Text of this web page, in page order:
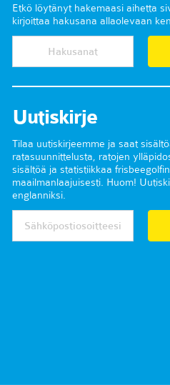
Etkö löytänyt hakemaasi aihetta
kirjoittaa hakusana allaolevaan
Uutiskirje
Tilaa uutiskirjeemme ja saat
ratasuunnittelusta, ratojen
sisältöä ja statistiikkaa
maailmanlaajuisesti. Huom!
englanniksi.